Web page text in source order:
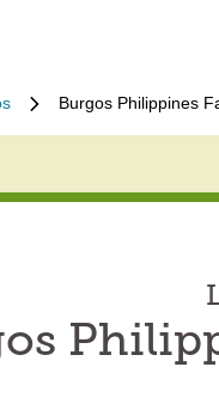
Burgos Philippines